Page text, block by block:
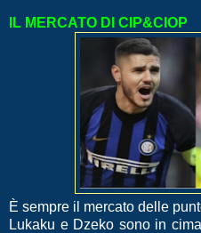
IL MERCATO DI CIP&CIOP
È sempre il mercato delle
Lukaku e Dzeko sono in